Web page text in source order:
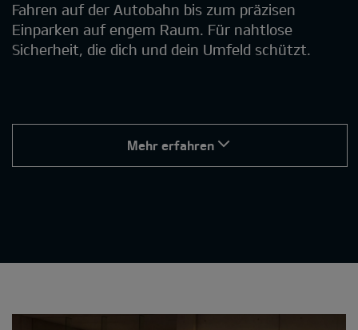
Fahren auf der Autobahn bis zum präzisen
Einparken auf engem Raum. Für nahtlose
Sicherheit, die dich und dein Umfeld schützt.
Mehr erfahren